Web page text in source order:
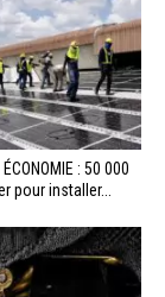
: 50 000
pour installer...